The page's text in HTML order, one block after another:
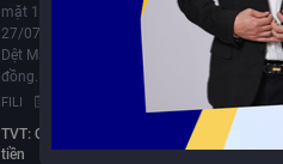
mặt 10% cho cổ đông, với ngày thanh toán
27/07/2026. Cổ đông lớn nhất là Tập đoàn
Dệt May Việt Nam sẽ nhận khoảng 9,86 tỷ
đồng.
FILI
TVT: Chi cổ tức đợt cuối năm 2025 bằng
tiền